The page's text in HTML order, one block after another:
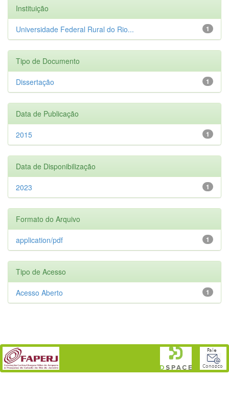
Instituição
1
Universidade Federal Rural do Rio...
Tipo de Documento
1
Dissertação
Data de Publicação
1
2015
Data de Disponibilização
1
2023
Formato do Arquivo
1
application/pdf
Tipo de Acesso
1
Acesso Aberto